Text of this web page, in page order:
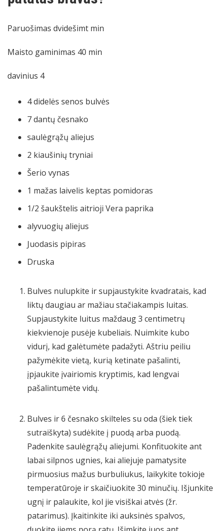
Paruošimas dvidešimt min
Maisto gaminimas 40 min
davinius 4
4didelės senos bulvės
7dantų česnako
saulėgrąžų aliejus
2 kiaušinių tryniai
Šerio vynas
1 mažas laivelis keptas pomidoras
1/2 šaukštelis aitrioji Vera paprika
alyvuogių aliejus
Juodasis pipiras
Druska
Bulves nulupkite ir supjaustykite kvadratais, kad
liktų daugiau ar mažiau stačiakampis luitas.
Supjaustykite luitus maždaug 3 centimetrų
kiekvienoje pusėje kubeliais. Nuimkite kubo
vidurį, kad galėtumėte padažyti. Aštriu peiliu
pažymėkite vietą, kurią ketinate pašalinti,
įpjaukite įvairiomis kryptimis, kad lengvai
pašalintumėte vidų.
Bulves ir 6 česnako skilteles su oda (šiek tiek
sutraiškyta) sudėkite į puodą arba puodą.
Padenkite saulėgrąžų aliejumi. Konfituokite ant
labai silpnos ugnies, kai aliejuje pamatysite
pirmuosius mažus burbuliukus, laikykite tokioje
temperatūroje ir skaičiuokite 30 minučių. Išjunkite
ugnį ir palaukite, kol jie visiškai atvės (žr.
patarimus). Įkaitinkite iki auksinės spalvos,